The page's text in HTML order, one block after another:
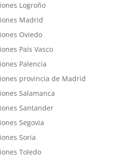
Logroño
Madrid
Oviedo
País Vasco
Palencia
provincia de Madrid
Salamanca
Santander
Segovia
Soria
Toledo